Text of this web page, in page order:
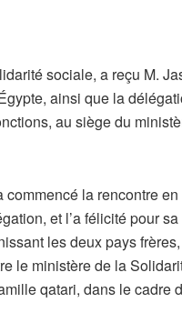
sociale, a reçu M.
ainsi que la
au siège du
la rencontre
et l’a félicité pour
les deux pays
le ministère de la
qatari, dans le cadre